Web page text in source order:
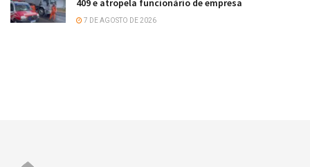
409 e atropela funcionário de empresa
7 DE AGOSTO DE 2026